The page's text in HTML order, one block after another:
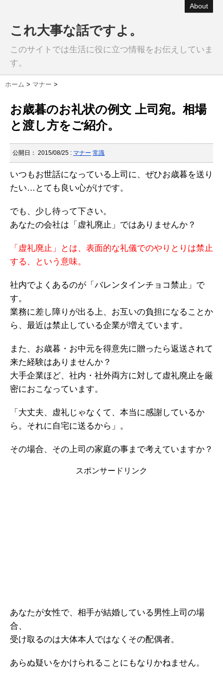
About
これ大事な話ですよ。
このサイトでは生活に役に立つ情報をお伝えしていま
す。
ホーム > マナー >
お歳暮のお礼状の例文 上司宛。相場
と渡し方をご紹介。
公開日： 2015/08/25 : マナー 常識
いつもお世話になっている上司に、ぜひお歳暮を送り
たい…とても良い心がけです。
でも、少し待って下さい。
あなたの会社は「虚礼廃止」ではありませんか？
「虚礼廃止」とは、表面的な礼儀でのやりとりは禁止
する、という意味。
社内でよくあるのが「バレンタインチョコ禁止」で
す。
業務に差し障りが出る上、お互いの負担になることか
ら、最近は禁止している企業が増えています。
また、お歳暮・お中元を得意先に贈ったら返送されて
来た経験はありませんか？
大手企業ほど、社内・社外両方に対して虚礼廃止を厳
密におこなっています。
「大丈夫、虚礼じゃなくて、本当に感謝しているか
ら。それに自宅に送るから」。
その場合、その上司の家庭の事まで考えていますか？
スポンサードリンク
あなたが女性で、相手が結婚している男性上司の場
合、
受け取るのは大体本人ではなくその配偶者。
あらぬ疑いをかけられることにもなりかねません。